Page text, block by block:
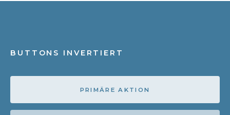
BUTTONS INVERTIERT
PRIMÄRE AKTION